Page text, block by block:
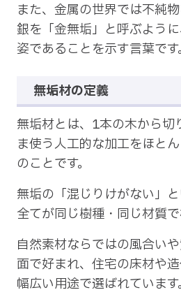
また、金属の世界では不純
銀を「金無垢」と呼ぶよう
姿であることを示す言葉です。
無垢材の定義
無垢材とは、1本の木から切
ま使う人工的な加工をほと
のことです。
無垢の「混じりけがない」と
全てが同じ樹種・同じ材質で
自然素材ならではの風合い
面で好まれ、住宅の床材や
幅広い用途で選ばれています。